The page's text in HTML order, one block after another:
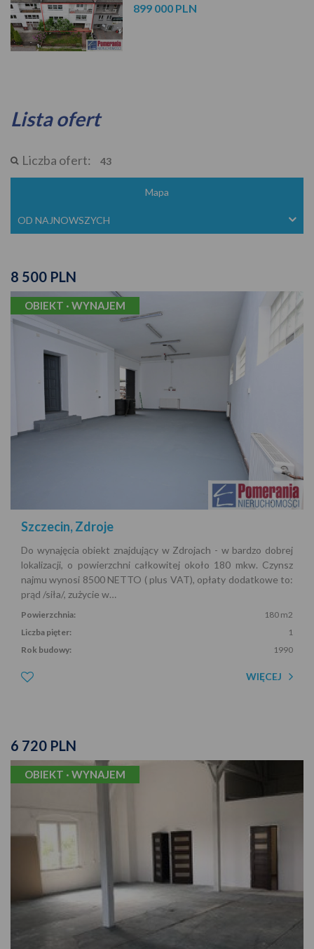
899 000 PLN
Lista ofert
Liczba ofert: 43
Mapa
OD NAJNOWSZYCH
8 500 PLN
OBIEKT · WYNAJEM
Szczecin, Zdroje
Do wynajęcia obiekt znajdujący w Zdrojach - w bardzo dobrej
lokalizacji, o powierzchni całkowitej około 180 mkw. Czynsz
najmu wynosi 8500 NETTO ( plus VAT), opłaty dodatkowe to:
prąd /siła/, zużycie w…
Powierzchnia:
180 m2
Liczba pięter:
1
Rok budowy:
1990
WIĘCEJ
6 720 PLN
OBIEKT · WYNAJEM